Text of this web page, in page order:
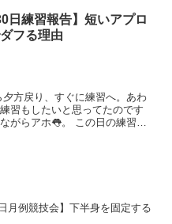
日練習報告】短いアプロ
フる理由
習もしたいと思ってたのです
。 この日の練習で
月例競技会】下半身を固定する